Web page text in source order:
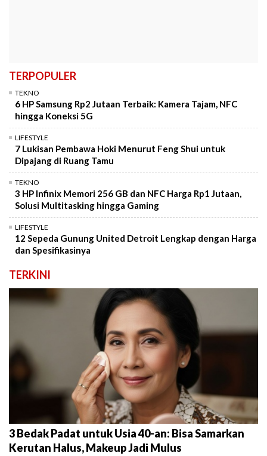
TERPOPULER
TEKNO
6 HP Samsung Rp2 Jutaan Terbaik: Kamera Tajam, NFC
hingga Koneksi 5G
LIFESTYLE
7 Lukisan Pembawa Hoki Menurut Feng Shui untuk
Dipajang di Ruang Tamu
TEKNO
3 HP Infinix Memori 256 GB dan NFC Harga Rp1 Jutaan,
Solusi Multitasking hingga Gaming
LIFESTYLE
12 Sepeda Gunung United Detroit Lengkap dengan Harga
dan Spesifikasinya
TERKINI
3 Bedak Padat untuk Usia 40-an: Bisa Samarkan
Kerutan Halus, Makeup Jadi Mulus